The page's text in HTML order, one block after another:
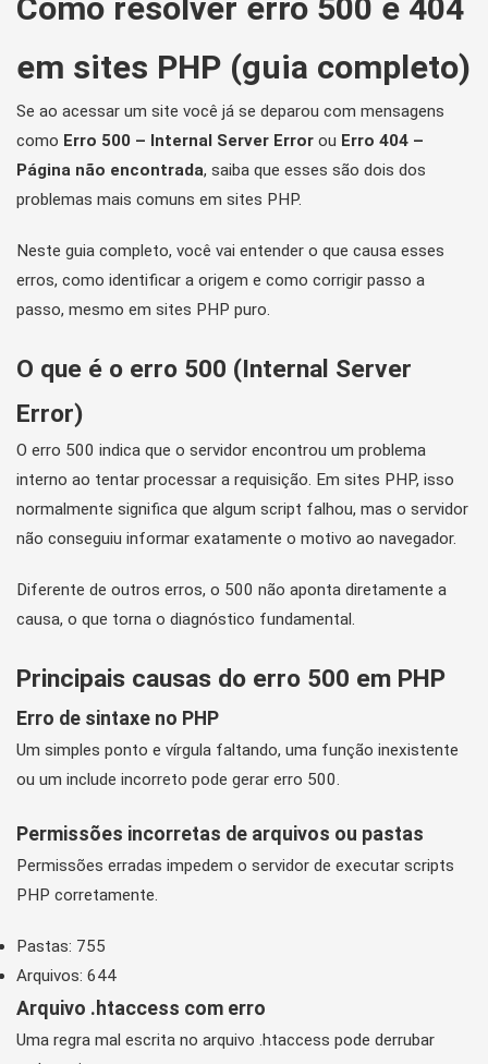
Como resolver erro 500 e 404
em sites PHP (guia completo)
Se ao acessar um site você já se deparou com mensagens
como Erro 500 – Internal Server Error ou Erro 404 –
Página não encontrada, saiba que esses são dois dos
problemas mais comuns em sites PHP.
Neste guia completo, você vai entender o que causa esses
erros, como identificar a origem e como corrigir passo a
passo, mesmo em sites PHP puro.
O que é o erro 500 (Internal Server
Error)
O erro 500 indica que o servidor encontrou um problema
interno ao tentar processar a requisição. Em sites PHP, isso
normalmente significa que algum script falhou, mas o servidor
não conseguiu informar exatamente o motivo ao navegador.
Diferente de outros erros, o 500 não aponta diretamente a
causa, o que torna o diagnóstico fundamental.
Principais causas do erro 500 em PHP
Erro de sintaxe no PHP
Um simples ponto e vírgula faltando, uma função inexistente
ou um include incorreto pode gerar erro 500.
Permissões incorretas de arquivos ou pastas
Permissões erradas impedem o servidor de executar scripts
PHP corretamente.
Pastas: 755
Arquivos: 644
Arquivo .htaccess com erro
Uma regra mal escrita no arquivo .htaccess pode derrubar